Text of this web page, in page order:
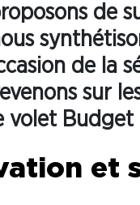
de
de la
sur
Budget
et